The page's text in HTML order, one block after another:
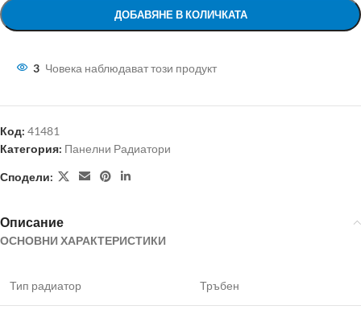
ДОБАВЯНЕ В КОЛИЧКАТА
3 Човека наблюдават този продукт
Код: 41481
Категория: Панелни Радиатори
Сподели:
Описание
ОСНОВНИ ХАРАКТЕРИСТИКИ
Тип радиатор Тръбен